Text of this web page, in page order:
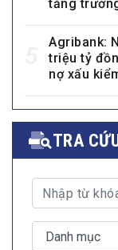
tăng
Agribank:
triệu tỷ
nợ xấu
TRA